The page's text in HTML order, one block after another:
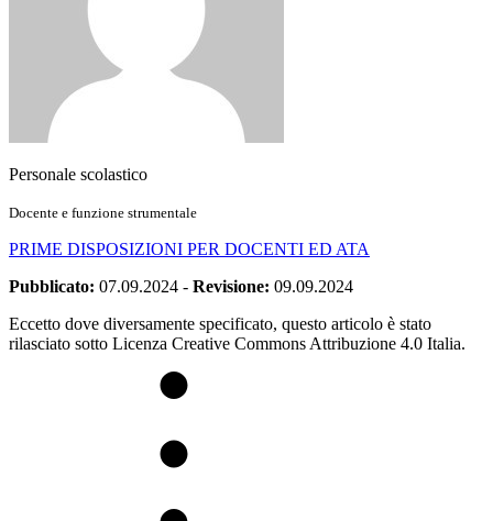
Personale scolastico
Docente e funzione strumentale
PRIME DISPOSIZIONI PER DOCENTI ED ATA
Pubblicato: 07.09.2024 - Revisione: 09.09.2024
Eccetto dove diversamente specificato, questo articolo è stato
rilasciato sotto Licenza Creative Commons Attribuzione 4.0 Italia.